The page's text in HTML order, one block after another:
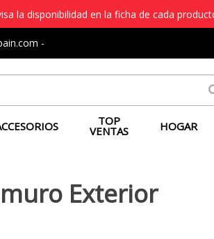
la disponibilidad en la ficha de cada
-
TOP
VENTAS HOGAR
Exterior